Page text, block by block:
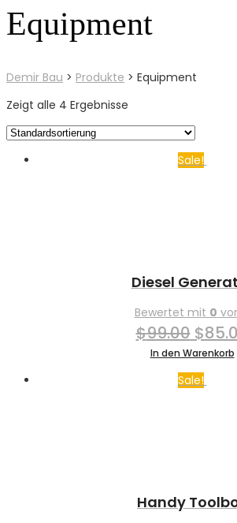
Equipment
Demir Bau > Produkte > Equipment
Zeigt alle 4 Ergebnisse
Sale!
Diesel
Bewertet mit 0
$99.00
Preis
war:
$
In den Warenkorb
Sale!
Handy